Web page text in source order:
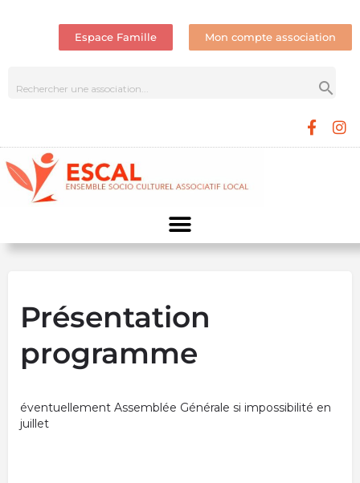
Espace Famille Mon compte association
Présentation
programme
éventuellement Assemblée Générale si impossibilité en
juillet